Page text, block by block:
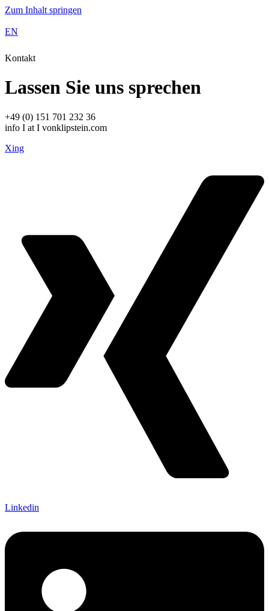
Zum Inhalt springen
EN
Kontakt
Lassen Sie uns sprechen
+49 (0) 151 701 232 36
info I at I vonklipstein.com
Xing
Linkedin